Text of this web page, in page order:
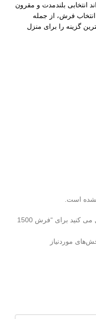
انتخابی بلندمدت و مقرون
فرش، از جمله
گزینه را برای منزل
است.
اولین نفری باشید که دیدگاهی را ارسال می کنید برای “فرش 1500
موردنیاز